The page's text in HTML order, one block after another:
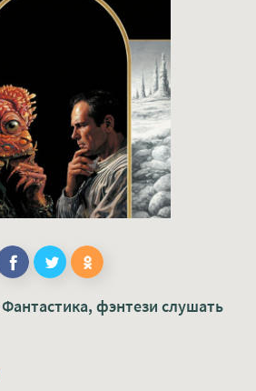
Фантастика, фэнтези слушать